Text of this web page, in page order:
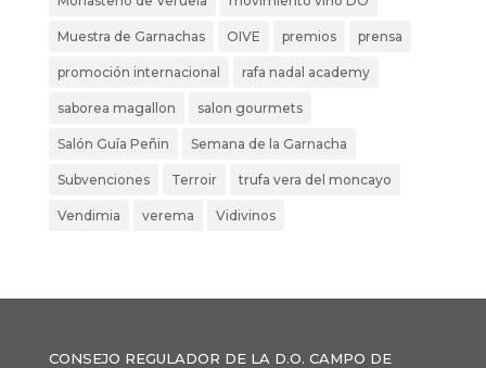
Muestra de Garnachas OIVE premios prensa
promoción internacional rafa nadal academy
saborea magallon salon gourmets
Salón Guía Peñin Semana de la Garnacha
Subvenciones Terroir trufa vera del moncayo
Vendimia verema Vidivinos
CONSEJO REGULADOR DE LA D.O. CAMPO DE